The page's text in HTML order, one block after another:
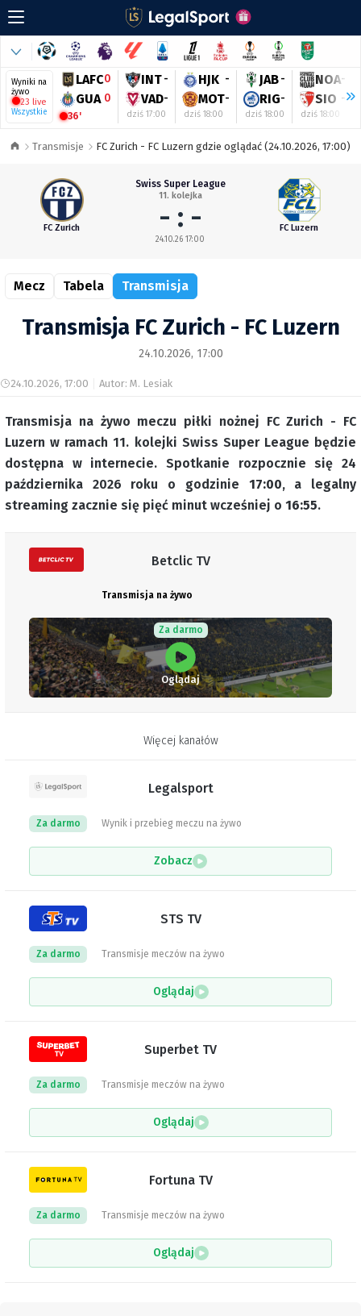
Wyniki na
żywo
23 live
Wszystkie
LAFC0
GUA 0
36'
INT-
VAD-
dziś 17:00
HJK -
MOT-
dziś 18:00
JAB-
RIG-
dziś 18:00
NOA-
SIO -
dziś 18:00
Transmisje FC Zurich - FC Luzern gdzie oglądać (24.10.2026, 17:00)
FC Zurich
Swiss Super League
11. kolejka
- : -
24.10.26 17:00
FC Luzern
Mecz Tabela Transmisja
Transmisja FC Zurich - FC Luzern
24.10.2026, 17:00
24.10.2026, 17:00 Autor: M. Lesiak
Transmisja na żywo meczu piłki nożnej FC Zurich - FC
Luzern w ramach 11. kolejki Swiss Super League będzie
dostępna w internecie. Spotkanie rozpocznie się 24
października 2026 roku o godzinie 17:00, a legalny
streaming zacznie się pięć minut wcześniej o 16:55.
Betclic TV
Transmisja na żywo
Za darmo
Oglądaj
Więcej kanałów
Legalsport
Wynik i przebieg meczu na żywo
Za darmo
Zobacz
STS TV
Transmisje meczów na żywo
Za darmo
Oglądaj
Superbet TV
Transmisje meczów na żywo
Za darmo
Oglądaj
Fortuna TV
Transmisje meczów na żywo
Za darmo
Oglądaj